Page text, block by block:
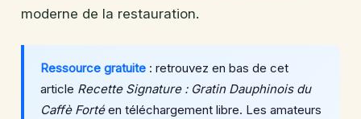
moderne de la restauration.
Ressource gratuite : retrouvez en bas de cet
article Recette Signature : Gratin Dauphinois du
Caffè Fortéen téléchargement libre. Les amateurs